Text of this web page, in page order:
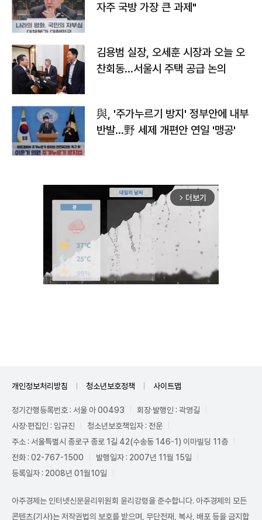
자주 국방 가장 큰 과제"
김용범 실장, 오세훈 시장과 오늘 오
찬회동...서울시 주택 공급 논의
與, '주가누르기 방지' 정부안에 내부
반발…野 세제 개편안 연일 '맹공'
arrow_forward_ios 더보기
개인정보처리방침 청소년보호정책 사이트맵
정기간행등록번호 : 서울 아 00493
회장·발행인 : 곽영길
사장·편집인 : 임규진
청소년보호책임자 : 전운
주소 : 서울특별시 종로구 종로 1길 42(수송동 146-1) 이마빌딩 11층
전화 : 02-767-1500
발행일자 : 2007년 11월 15일
등록일자 : 2008년 01월10일
아주경제는 인터넷신문윤리위원회 윤리강령을 준수합니다. 아주경제의 모든
콘텐츠(기사)는 저작권법의 보호를 받으며, 무단전재, 복사, 배포 등을 금지합